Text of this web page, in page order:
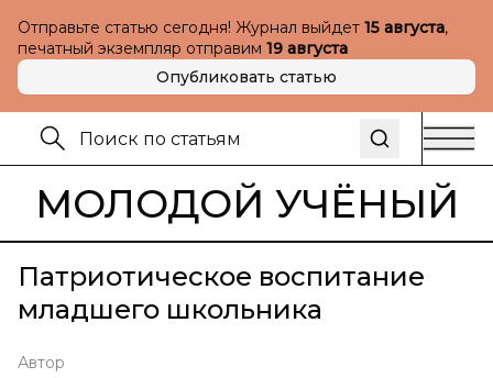
Отправьте статью сегодня! Журнал выйдет 15 августа,
печатный экземпляр отправим 19 августа
Опубликовать статью
МОЛОДОЙ УЧЁНЫЙ
Патриотическое воспитание
младшего школьника
Автор